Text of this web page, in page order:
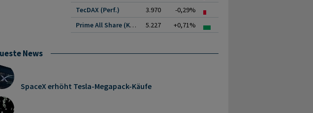
TecDAX (Perf.)
3.970
-0,29%
Prime All Share (Kurs)
5.227 +0,71%
News
SpaceX erhöht Tesla-Megapack-Käufe